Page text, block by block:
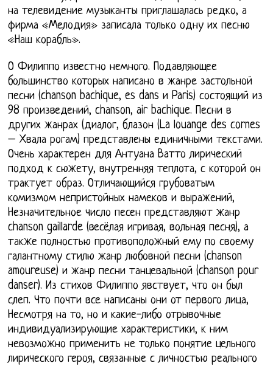
на телевидение музыканты приглашалась редко, а
фирма «Мелодия» записала только одну их песню
«Наш корабль».
О Филиппо известно немного. Подавляющее
большинство которых написано в жанре застольной
песни (chanson bachique, es dans и Paris) состоящий из
98 произведений, chanson, air bachique. Песни в
других жанрах (диалог, блазон (La louange des cornes
– Хвала рогам) представлены единичными текстами.
Очень характерен для Антуана Ватто лирический
подход к сюжету, внутренняя теплота, с которой он
трактует образ. Отличающийся грубоватым
комизмом непристойных намеков и выражений,
Незначительное число песен представляют жанр
chanson gaillarde (весёлая игривая, вольная песня), а
также полностью противоположный ему по своему
галантному стилю жанр любовной песни (chanson
amoureuse) и жанр песни танцевальной (chanson pour
danser). Из стихов Филиппо явствует, что он был
слеп. Что почти все написаны они от первого лица,
Несмотря на то, но и какие-либо отрывочные
индивидуализирующие характеристики, к ним
невозможно применить не только понятие цельного
лирического героя, связанные с личностью реального